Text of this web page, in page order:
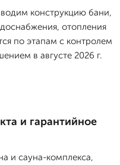
конструкцию бани,
отопления
по этапам с контролем
в августе 2026 г.
и гарантийное
и сауна-комплекса,